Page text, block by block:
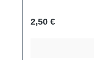
Regulärer Preis:
2,50 €